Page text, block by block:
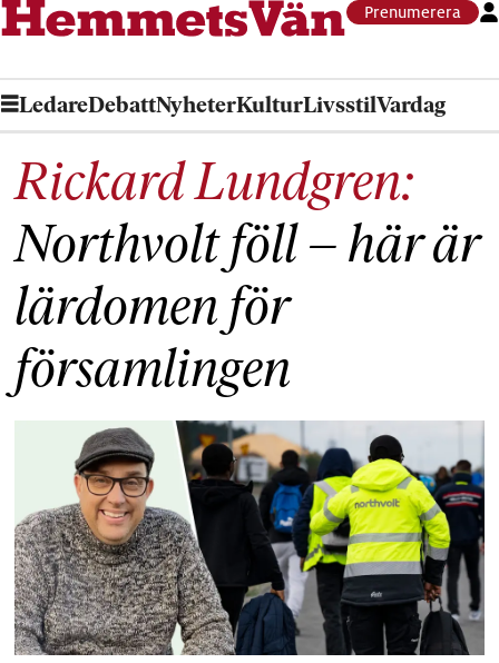
Prenumerera
LedareDebattNyheterKulturLivsstilVardag
Rickard Lundgren:
Northvolt föll – här är
lärdomen för
församlingen